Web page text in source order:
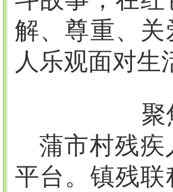
解、尊重、
人乐观面对生
聚
蒲市村残
平台。镇残